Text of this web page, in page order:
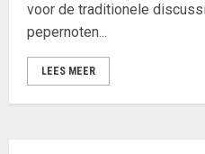
voor de traditionele
pepernoten...
LEES MEER